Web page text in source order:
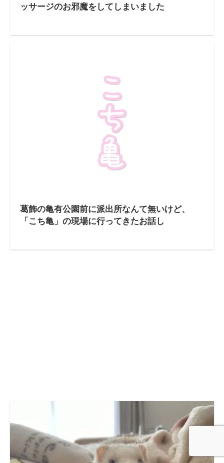
ッサージのお邪魔をしてしまいました
葛飾の亀有公園前に派出所なんて無いけど、
「こち亀」の現場に行ってきたお話し